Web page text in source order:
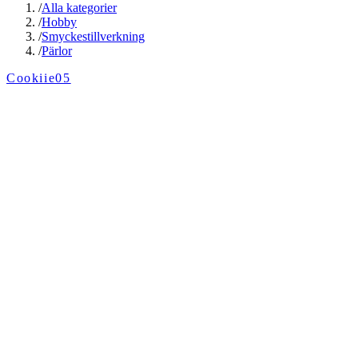
/Alla kategorier
/Hobby
/Smyckestillverkning
/Pärlor
Cookiie05